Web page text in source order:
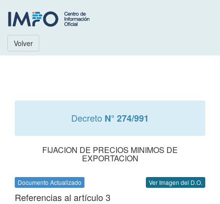
Volver
Decreto N° 274/991
FIJACION DE PRECIOS MINIMOS DE
EXPORTACION
Documento Actualizado Ver Imagen del D.O.
Referencias al artículo 3